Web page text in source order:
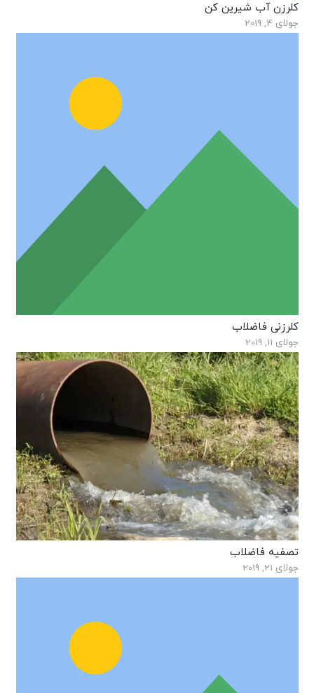
کلرزن آب شیرین کن
جولای 4, 2019
کلرزنی فاضلاب
جولای 11, 2019
تصفیه فاضلاب
جولای 21, 2019